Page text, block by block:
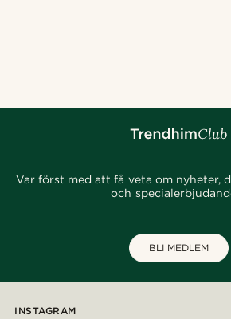
Var först med att få veta om nyheter,
och
BLI MEDLEM
INSTAGRAM